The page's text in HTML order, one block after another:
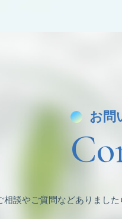
お問
相談やご質問などありました